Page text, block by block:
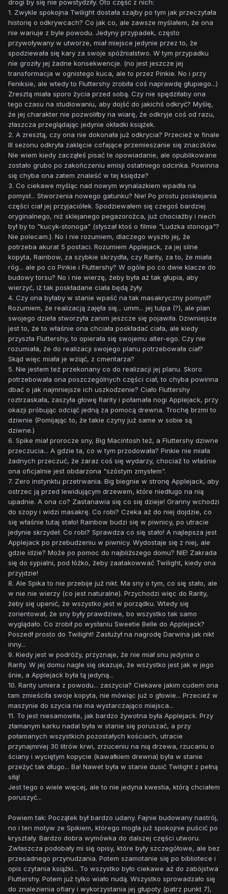
drogi by się nie powstydziły. Oto część z nich:
1. Zwykle spokojna Twilight dostała szajby po tym jak przeczytała
historię o odkrywcach? Co jak co, ale zawsze myślałem, że ona
nie wariuje z byle powodu. Jedyny przypadek, często
przywoływany w utworze, miał miejsce jedynie przez to, że
spodziewała się kary za swoje spóźnialstwo. W tym przypadku
nie groziły jej żadne konsekwencje. (no jest jeszcze jej
transformacja w ognistego kuca, ale to przez Pinkie. No i przy
Feniksie, ale wtedy to Fluttershy zrobiła coś naprawdę głupiego...)
Zresztą miała sporo życia przed sobą. Czy nie spędziłaby ona
tego czasu na studiowaniu, aby dojść do jakichś odkryć? Myślę,
że jej charakter nie pozwoliłby na wiarę, że odkryje coś od razu,
złaszcza przeglądając jedynie okładki książek.
2. A zresztą, czy ona nie dokonała już odkrycia? Przecież w finale
III sezonu odkryła zaklęcie cofające przemieszanie się znaczków.
Nie wiem kiedy zacząłeś pisać te opowiadanie, ale opublikowane
zostało grubo po zakończeniu emisji ostatniego odcinka. Powinna
się chyba ona zatem znaleść w tej księdze?
3. Co ciekawe myśląc nad nowym wynalazkiem wpadła na
pomysł... Stworzenia nowego gatunku? Nie! Po prostu posklejania
części ciał jej przyjaciółek. Spodziewałem się czegoś bardziej
oryginalnego, niż sklejanego pegazorożca, już chociażby i niech
był by to "kucyk-stonoga" (słyszał ktoś o filmie "Ludzka stonoga"?
Nie polecam.). No i nie rozumiem, dlaczego wyszło jej, że
potrzeba akurat 5 postaci. Rozumiem Applejack, za jej silne
kopyta, Rainbow, za szybkie skrzydła, czy Rarity, za to, że miała
róg... ale po co Pinkie i Fluttershy? W ogóle po co dwie klacze do
budowy torsu? No i nie wierzę, żeby była aż tak głupia, aby
wierzyć, iż tak poskładane ciała będą żyły.
4. Czy ona byłaby w stanie wpaść na tak masakryczny pomysł?
Rozumiem, że realizacją zajęła się... umm... jej tulpa (?), ale plan
swojego dzieła stworzyła zanim jeszcze się pojawiła. Dziwniejsze
jest to, że to właśnie ona chciała poskładać ciała, ale kiedy
przyszła Fluttershy, to opierała się swojemu alter-ego. Czy nie
rozumiała, że do realizacji swojego planu potrzebowała ciał?
Skąd więc miała je wziąć, z cmentarza?
5. Nie jestem też przekonany co do realizacji jej planu. Skoro
potrzebowała ona poszczególnych części ciał, to chyba powinna
dbać o jak najmniejsze ich uszkodzenie? Ciało Fluttershy
roztrzaskała, zaszyła głowę Rarity i połamała nogi Applejack, przy
okazji próbując odciąć jedną za pomocą drewna. Trochę brzmi to
dziwnie (Pomijając to, że takie czyny już same w sobie są
dziwne.)
6. Spike miał prorocze sny, Big Macintosh też, a Fluttershy dziwne
przeczucia... A gdzie ta, co w tym przodowała? Pinkie nie miała
żadnych przeczuć, że zaraz coś się wydarzy, chociaż to właśnie
ona oficjalnie jest obdarzona "szóstym zmysłem".
7. Zero instynktu przetrwania. Big biegnie w stronę Applejack, aby
ostrzec ją przed lewidującym drzewem, które niedługo na nią
upadnie. A ona co? Zastanawia się co się dzieje! Granny wchodzi
do szopy i widzi masakrę. Co robi? Czeka aż do niej dojdzie, co
się właśnie tutaj stało! Rainbow budzi się w piwnicy, po utracie
jedynie skrzydeł. Co robi? Sprawdza co się stało! A najlepsza jest
Applejack po przebudzeniu w piwnicy. Wydostaje się z niej, ale
gdzie idzie? Może po pomoc do najbliższego domu? NIE! Zakrada
się do sypialni, pod łóżko, żeby zaatakowwać Twilight, kiedy ona
przyjdzie!
8. Ale Spika to nie przebije już nikt. Ma sny o tym, co się stało, ale
w nie nie wierzy (co jest naturalne). Przychodzi więc do Rarity,
żeby się upenić, że wszystko jest w porządku. Wtedy się
zorientował, że sny były prawdziwe, bo wszystko tak samo
wyglądało. Co zrobił po wysłaniu Sweetie Belle do Applejack?
Poszedł prosto do Twilight! Zasłużył na nagrodę Darwina jak nikt
inny...
9. Kiedy jest w podróży, przyznaje, że nie miał snu jedynie o
Rarity. W jej domu nagle się okazuje, że wszystko jest jak w jego
śnie, a Applejack była tą jedyną...
10. Rarity umiera z powodu... zaszycia? Ciekawe jakim cudem ona
tam zmieściła swoje kopyta, nie mówiąc już o głowie... Przecież w
maszynie do szycia nie ma wystarczająco miejsca...
11. To jest niesamowite, jak bardzo żywotna była Applejack. Przy
złamanym karku nadal była w stanie się poruszać, a przy
połamanych wszystkich pozostałych kościach, utracie
przynajmniej 30 litrów krwi, zrzuceniu na nią drzewa, rzucaniu o
ściany i wyciętym kopycie (kawałkiem drewna) była w stanie
przeżyć tak długo... Ba! Nawet była w stanie dusić Twilight z pełną
siłą!
Jest tego o wiele więcej, ale to nie jedyna kwestia, którą chciałem
poruszyć...
Powiem tak: Początek był bardzo udany. Fajnie budowany nastrój,
no i ten motyw ze Spikiem, którego mogła już spokojnie puścić po
kryształy. Bardzo dobra wymówka do dalszej części utworu.
Zwłaszcza podobały mi się opisy, które były szczegółowe, ale bez
przesadnego przynudzania. Potem szamotanie się po bibliotece i
opis czytania książki... To wszystko było ciekawe aż do zabójstwa
Fluttershy. Potem już tylko wiało nudą. Wszystko sprowadzało się
do znalezienia ofiary i wykorzystania jej głupoty (patrz punkt 7),